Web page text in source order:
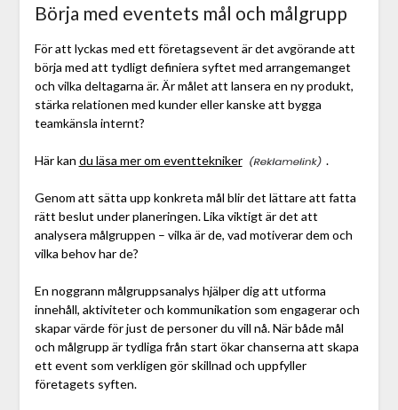
Börja med eventets mål och målgrupp
För att lyckas med ett företagsevent är det avgörande att
börja med att tydligt definiera syftet med arrangemanget
och vilka deltagarna är. Är målet att lansera en ny produkt,
stärka relationen med kunder eller kanske att bygga
teamkänsla internt?
Här kan du läsa mer om eventtekniker .
Genom att sätta upp konkreta mål blir det lättare att fatta
rätt beslut under planeringen. Lika viktigt är det att
analysera målgruppen – vilka är de, vad motiverar dem och
vilka behov har de?
En noggrann målgruppsanalys hjälper dig att utforma
innehåll, aktiviteter och kommunikation som engagerar och
skapar värde för just de personer du vill nå. När både mål
och målgrupp är tydliga från start ökar chanserna att skapa
ett event som verkligen gör skillnad och uppfyller
företagets syften.